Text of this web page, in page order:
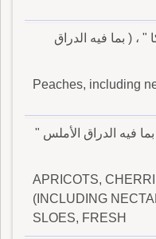
، ( بما فيه الدراق
Peaches, including
فيه الدراق الأملس "
APRICOTS,
(INCLUDING
SLOES, FRESH